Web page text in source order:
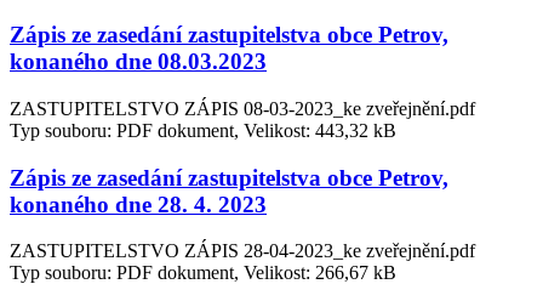
Zápis ze zasedání zastupitelstva obce Petrov,
konaného dne 08.03.2023
ZASTUPITELSTVO ZÁPIS 08-03-2023_ke zveřejnění.pdf
Typ souboru: PDF dokument, Velikost: 443,32 kB
Zápis ze zasedání zastupitelstva obce Petrov,
konaného dne 28. 4. 2023
ZASTUPITELSTVO ZÁPIS 28-04-2023_ke zveřejnění.pdf
Typ souboru: PDF dokument, Velikost: 266,67 kB